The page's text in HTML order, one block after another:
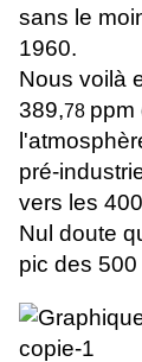
sans le
1960.
Nous voilà
389,78 ppm
pré-
vers les
Nul doute
pic des